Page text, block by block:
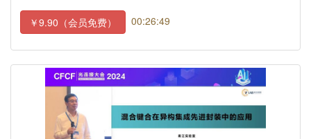
￥9.90（会员免费） 00:26:49